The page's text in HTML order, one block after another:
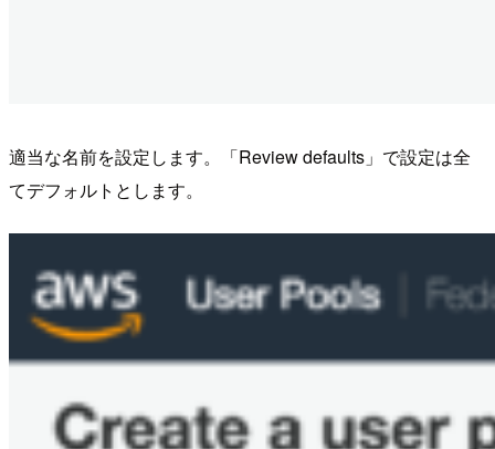
適当な名前を設定します。「Review defaults」で設定は全
てデフォルトとします。